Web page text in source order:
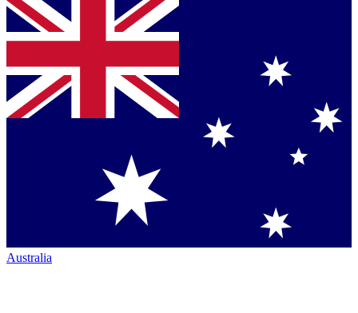
Australia